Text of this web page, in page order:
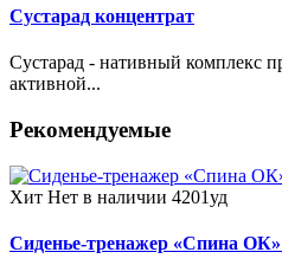
Сустарад концентрат
Сустарад - нативный комплекс
активной...
Рекомендуемые
Хит Нет в наличии 4201уд
Сиденье-тренажер «Спина